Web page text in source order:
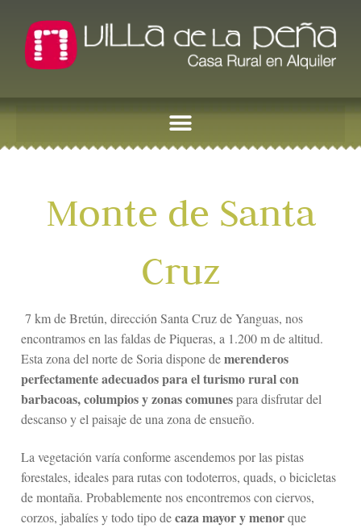
Monte de Santa
Cruz
7 km de Bretún, dirección Santa Cruz de Yanguas, nos
encontramos en las faldas de Piqueras, a 1.200 m de altitud.
Esta zona del norte de Soria dispone demerenderos
perfectamente adecuados para el turismo rural con
barbacoas, columpios y zonas comunespara disfrutar del
descanso y el paisaje de una zona de ensueño.
La vegetación varía conforme ascendemos por las pistas
forestales, ideales para rutas con todoterros, quads, o bicicletas
de montaña. Probablemente nos encontremos con ciervos,
corzos, jabalíes y todo tipo decaza mayor y menorque